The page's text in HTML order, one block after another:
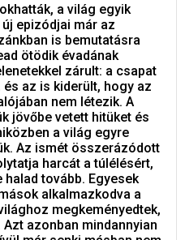
a világ egyik
epizódjai már az
is bemutatásra
ötödik évadának
zárult: a csapat
az is kiderült, hogy az
nem létezik. A
jövőbe vetett hitüket és
a világ egyre
Az ismét összerázódott
harcát a túlélésért,
tovább. Egyesek
alkalmazkodva a
megkeményedtek,
azonban mindannyian